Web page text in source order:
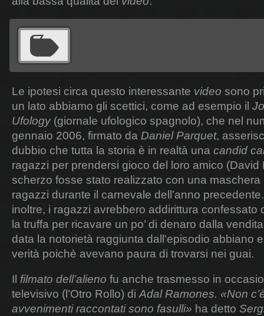
Le ipotesi circa questo interessante video sono
un lato abbiamo gli scettici, come ad esempio il
Ufology (giornale ufologico spagnolo), che nel
gennaio 2006, firmato da Daniel Parquet,
dubbio che tutta la storia è in realtà una candid
ragazzi per prendersi gioco del loro amico
scherzo fosse stato realizzato con una
ragazzi durante il carnevale dell’anno
inoltre, i ragazzi avrebbero addirittura confessato
la truffa per ricavare un po’ di denaro dalla
data la notorietà raggiunta dall'episodio abbiano
verità poichè avevano paura di trovarsi nei guai.
Il filmato dell’alieno fu anche trasmesso in
televisivo (l’Otro Rollo) di Adal Ramones. «Non
avvenimenti raccontati sono fasulli» ha detto